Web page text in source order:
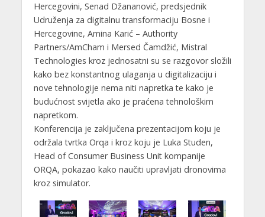
Hercegovini, Senad Džananović, predsjednik
Udruženja za digitalnu transformaciju Bosne i
Hercegovine, Amina Karić – Authority
Partners/AmCham i Mersed Čamdžić, Mistral
Technologies kroz jednosatni su se razgovor složili
kako bez konstantnog ulaganja u digitalizaciju i
nove tehnologije nema niti napretka te kako je
budućnost svijetla ako je praćena tehnološkim
napretkom.
Konferencija je zaključena prezentacijom koju je
održala tvrtka Orqa i kroz koju je Luka Studen,
Head of Consumer Business Unit kompanije
ORQA, pokazao kako naučiti upravljati dronovima
kroz simulator.